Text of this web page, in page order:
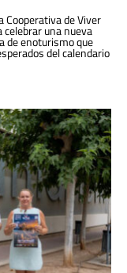
Cooperativa de Viver
una nueva
de enoturismo que
del calendario